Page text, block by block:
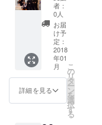
NG集
主演女
優俳優
のサイ
ン エン
ドロー
ルクレ
ジット
監督の
作詞作
曲CD
と、出
者：
0人
お届
け予
定：
2018
年01
月
詳細を見る
こ
の
リ
タ
ー
ン
を
選
択
す
る